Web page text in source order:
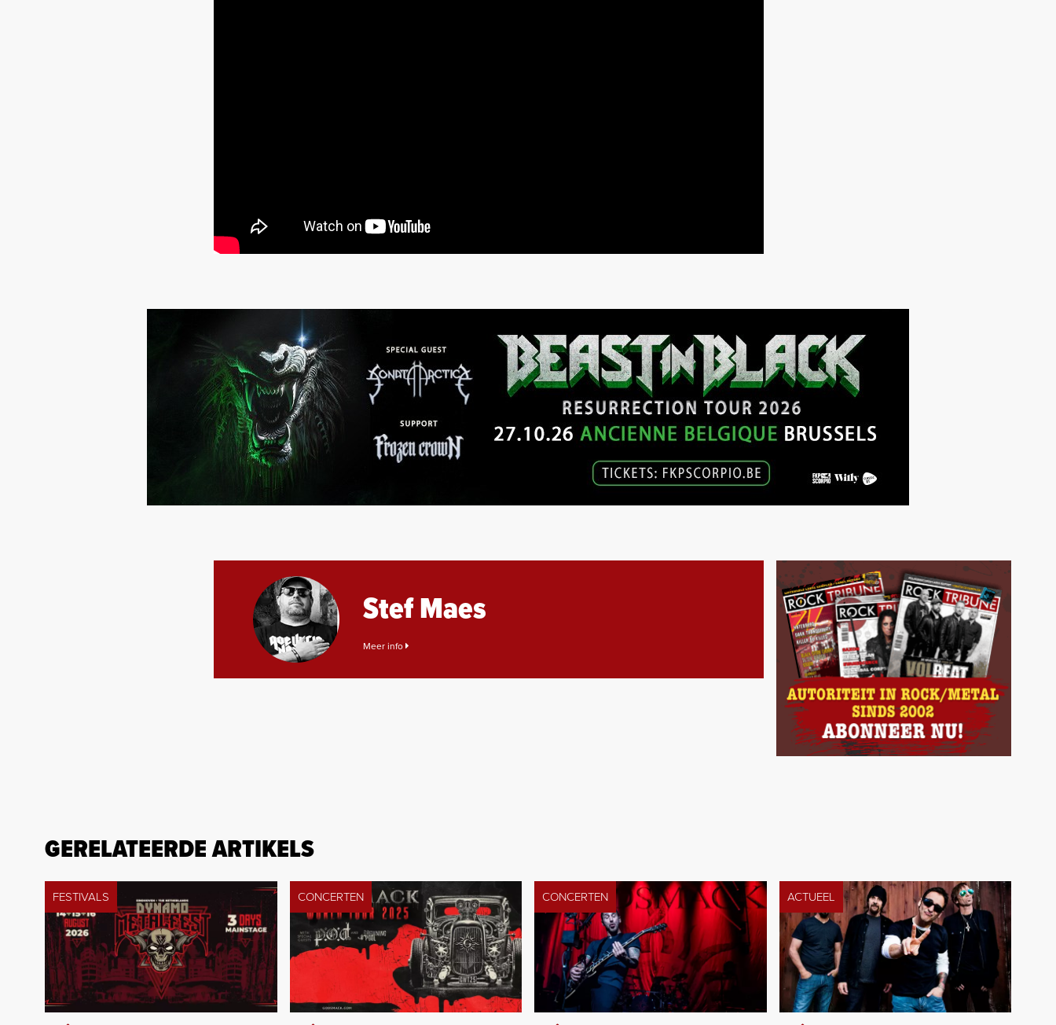
Stef Maes
Meer info
GERELATEERDE ARTIKELS
FESTIVALS CONCERTEN CONCERTEN ACTUEEL